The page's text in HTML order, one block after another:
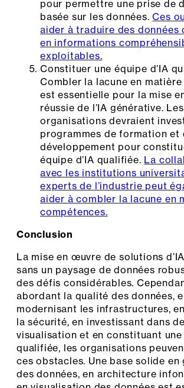
pour permettre une prise de
basée sur les données.Ces
aider à traduire des données
en informations
exploitables.
Constituer une équipe d’IA
Combler la lacune en
est essentielle pour la mise
réussie de l’IA générative. Les
organisations devraient
programmes de formation et
développement pour
équipe d’IA qualifiée. La
avec les institutions
experts de l’industrie peut
aider à combler la lacune en
compétences.
Conclusion
La mise en œuvre de solutions
sans un paysage de données
des défis considérables.
abordant la qualité des données,
modernisant les infrastructures,
la sécurité, en investissant dans
visualisation et en constituant
qualifiée, les organisations
ces obstacles. Une base solide en
des données, en architecture